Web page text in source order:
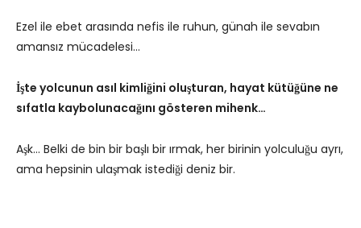
Ezel ile ebet arasında nefis ile ruhun, günah ile sevabın
amansız mücadelesi…
İşte yolcunun asıl kimliğini oluşturan, hayat kütüğüne ne
sıfatla kaybolunacağını gösteren mihenk…
Aşk… Belki de bin bir başlı bir ırmak, her birinin yolculuğu ayrı,
ama hepsinin ulaşmak istediği deniz bir.